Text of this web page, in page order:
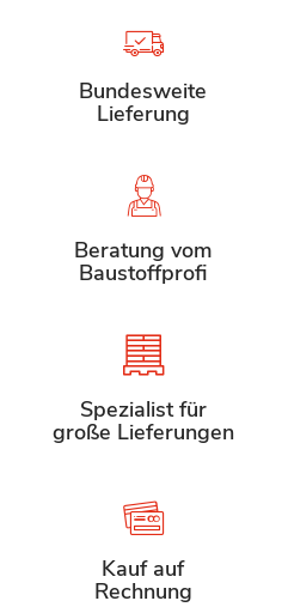
Bundesweite
Lieferung
Beratung vom
Baustoffprofi
Spezialist für
große Lieferungen
Kauf auf
Rechnung